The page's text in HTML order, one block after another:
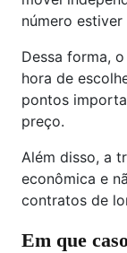
número
Dessa forma,
hora de
pontos
preço.
Além disso, a
econômica e
contratos de
Em que